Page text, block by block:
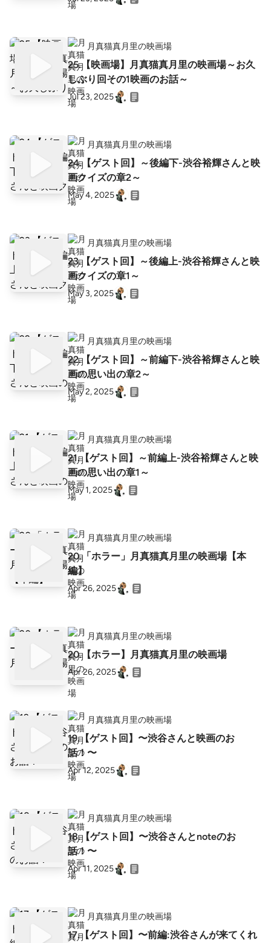
月真猫真月里の映画場
25.【映画場】月真猫真月里の映画場～お久
しぶり回その1映画のお話～
Jul 23, 2025
月真猫真月里の映画場
24.【ゲスト回】～後編下-渋谷裕輝さんと映
画クイズの章2～
May 4, 2025
月真猫真月里の映画場
23.【ゲスト回】～後編上-渋谷裕輝さんと映
画クイズの章1～
May 3, 2025
月真猫真月里の映画場
22.【ゲスト回】～前編下-渋谷裕輝さんと映
画の思い出の章2～
May 2, 2025
月真猫真月里の映画場
21.【ゲスト回】～前編上-渋谷裕輝さんと映
画の思い出の章1～
May 1, 2025
月真猫真月里の映画場
20.「ホラー」月真猫真月里の映画場【本
編】
Apr 26, 2025
月真猫真月里の映画場
20.【ホラー】月真猫真月里の映画場
Apr 26, 2025
月真猫真月里の映画場
19.【ゲスト回】〜渋谷さんと映画のお
話！〜
Apr 12, 2025
月真猫真月里の映画場
18.【ゲスト回】〜渋谷さんとnoteのお
話！〜
Apr 11, 2025
月真猫真月里の映画場
17.【ゲスト回】〜前編:渋谷さんが来てくれ